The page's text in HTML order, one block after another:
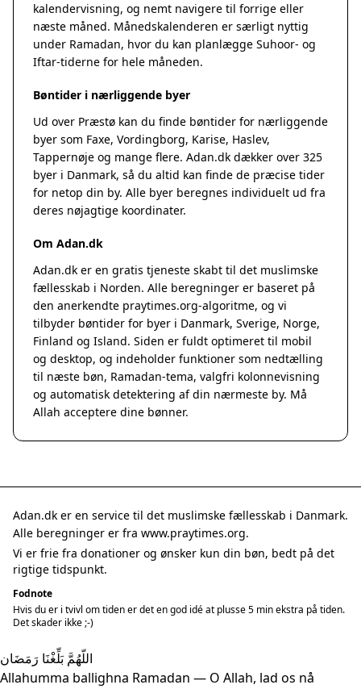
kalendervisning, og nemt navigere til forrige eller
næste måned. Månedskalenderen er særligt nyttig
under Ramadan, hvor du kan planlægge Suhoor- og
Iftar-tiderne for hele måneden.
Bøntider i nærliggende byer
Ud over Præstø kan du finde bøntider for nærliggende
byer som Faxe, Vordingborg, Karise, Haslev,
Tappernøje og mange flere. Adan.dk dækker over 325
byer i Danmark, så du altid kan finde de præcise tider
for netop din by. Alle byer beregnes individuelt ud fra
deres nøjagtige koordinater.
Om Adan.dk
Adan.dk er en gratis tjeneste skabt til det muslimske
fællesskab i Norden. Alle beregninger er baseret på
den anerkendte praytimes.org-algoritme, og vi
tilbyder bøntider for byer i Danmark, Sverige, Norge,
Finland og Island. Siden er fuldt optimeret til mobil
og desktop, og indeholder funktioner som nedtælling
til næste bøn, Ramadan-tema, valgfri kolonnevisning
og automatisk detektering af din nærmeste by. Må
Allah acceptere dine bønner.
Adan.dk er en service til det muslimske fællesskab i Danmark.
Alle beregninger er fra www.praytimes.org.
Vi er frie fra donationer og ønsker kun din bøn, bedt på det
rigtige tidspunkt.
Fodnote
Hvis du er i tvivl om tiden er det en god idé at plusse 5 min ekstra på tiden.
Det skader ikke ;-)
اللّهُمَّ بَلِّغْنَا رَمَضَان
Allahumma ballighna Ramadan — O Allah, lad os nå